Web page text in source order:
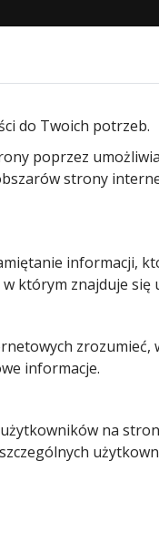
/ Profil łączący zamek z
Profil
zamek z
129,00zł
zamówiony)
ilość
Dodaj do
do Twoich potrzeb.
poprzez
strony
informacji,
którym znajduje się
informacje.
na